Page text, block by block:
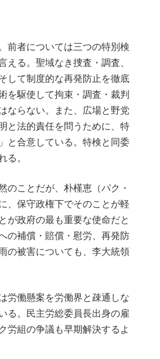
前者については三つの特別検
る。聖域なき捜査・調査、
して制度的な再発防止を徹底
を駆使して拘束・調査・裁判
ならない。また、広場と野党
と法的責任を問うために、特
と合意している。特検と同委
る。
のことだが、朴槿恵（パク・
、保守政権下でそのことが軽
が政府の最も重要な使命だと
の補償・賠償・慰労、再発防
の被害についても、李大統領
労働懸案を労働界と疎通しな
る。民主労総委員長出身の雇
労組の争議も早期解決するよ